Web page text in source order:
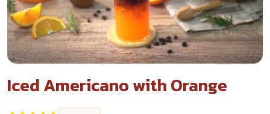
Iced Americano with Orange